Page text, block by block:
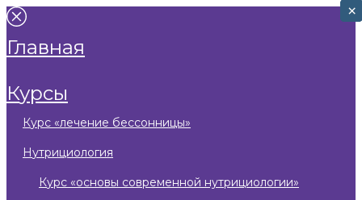
главная
курсы
курс «лечение бессонницы»
нутрициология
курс «основы современной нутрициологии»
×
×